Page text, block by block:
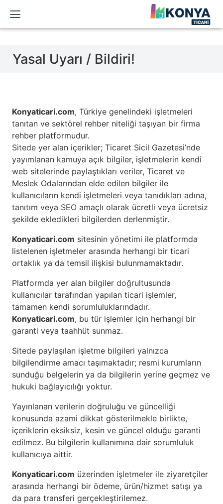
Yasal Uyarı / Bildiri!
Konyaticari.com, Türkiye genelindeki işletmeleri
tanıtan ve sektörel rehber niteliği taşıyan bir firma
rehber platformudur.
Sitede yer alan içerikler; Ticaret Sicil Gazetesi’nde
yayımlanan kamuya açık bilgiler, işletmelerin kendi
web sitelerinde paylaştıkları veriler, Ticaret ve
Meslek Odalarından elde edilen bilgiler ile
kullanıcıların kendi işletmeleri veya tanıdıkları adına,
tanıtım veya SEO amaçlı olarak ücretli veya ücretsiz
şekilde ekledikleri bilgilerden derlenmiştir.
Konyaticari.com sitesinin yönetimi ile platformda
listelenen işletmeler arasında herhangi bir ticari
ortaklık ya da temsil ilişkisi bulunmamaktadır.
Platformda yer alan bilgiler doğrultusunda
kullanıcılar tarafından yapılan ticari işlemler,
tamamen kendi sorumluluklarındadır.
Konyaticari.com, bu tür işlemler için herhangi bir
garanti veya taahhüt sunmaz.
Sitede paylaşılan işletme bilgileri yalnızca
bilgilendirme amacı taşımaktadır; resmi kurumların
sunduğu belgelerin ya da bilgilerin yerine geçmez ve
hukuki bağlayıcılığı yoktur.
Yayınlanan verilerin doğruluğu ve güncelliği
konusunda azami dikkat gösterilmekle birlikte,
içeriklerin eksiksiz, kesin ve güncel olduğu garanti
edilmez. Bu bilgilerin kullanımına dair sorumluluk
kullanıcıya aittir.
Konyaticari.com üzerinden işletmeler ile ziyaretçiler
arasında herhangi bir ödeme, ürün/hizmet satışı ya
da para transferi gerçekleştirilemez.